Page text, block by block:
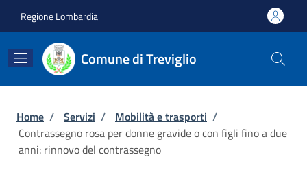
Regione Lombardia
Comune di Treviglio
Briciole di pane
Home / Servizi / Mobilità e trasporti /
Contrassegno rosa per donne gravide o con figli fino a due
anni: rinnovo del contrassegno